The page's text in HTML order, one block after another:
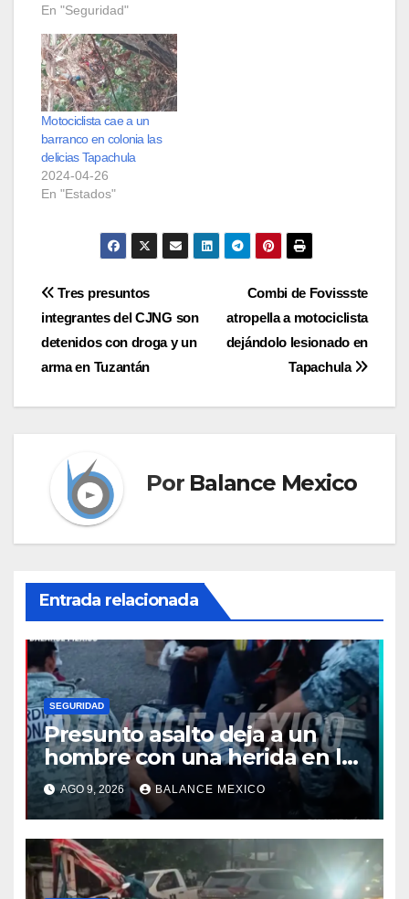
En "Seguridad"
Motociclista cae a un
barranco en colonia las
delicias Tapachula
2024-04-26
En "Estados"
Navegación
de
entradas
Combi de Fovissste
atropella a motociclista
dejándolo lesionado en
Tapachula
Tres presuntos
integrantes del CJNG son
detenidos con droga y un
arma en Tuzantán
Por Balance Mexico
Entrada relacionada
SEGURIDAD
Presunto asalto deja a un
hombre con una herida en la
pierna en Colonia Solidaridad
2000, Tapachula
AGO 9, 2026 BALANCE MEXICO